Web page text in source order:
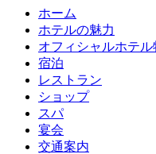
ホーム
ホテルの魅力
オフィシャルホテル
宿泊
レストラン
ショップ
スパ
宴会
交通案内